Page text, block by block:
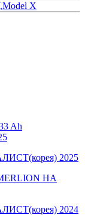
X
Ah
2025
НА
2024